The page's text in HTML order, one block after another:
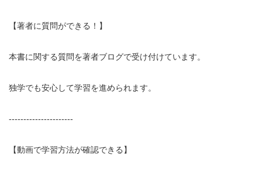
【著者に質問ができる！】
本書に関する質問を著者ブログで受け付けています。
独学でも安心して学習を進められます。
----------------------
【動画で学習方法が確認できる】